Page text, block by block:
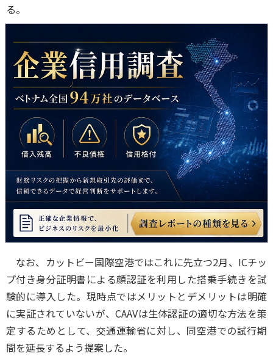
る。
なお、カットビー国際空港ではこれに先立つ2月、ICチッ
プ付き身分証明書による顔認証を利用した搭乗手続きを試
験的に導入した。現時点ではメリットとデメリットは明確
に実証されていないが、CAAVは生体認証の適切な方法を策
定するためとして、交通運輸省に対し、同空港での試行期
間を延長するよう提案した。